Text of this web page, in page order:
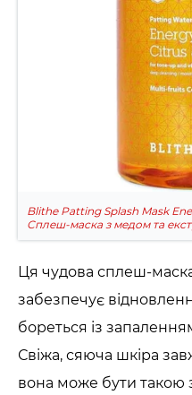
Blithe Patting Splash Mask
Сплеш-маска з медом та
Ця чудова сплеш-
забезпечує
бореться із
Свіжа, сяюча шкіра
вона може бути